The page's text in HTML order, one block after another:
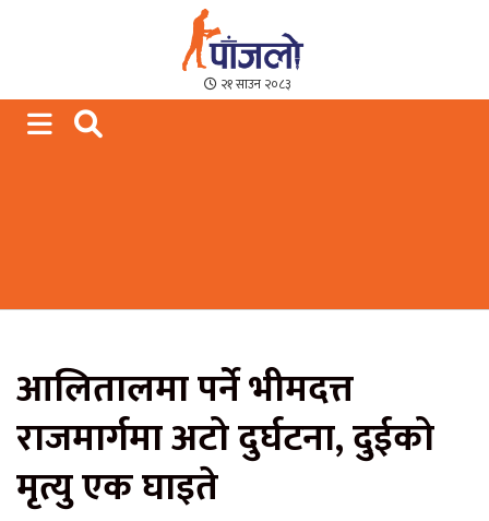
Paajalo News
We are from Far West Nepal
२१ साउन २०८३
आलितालमा पर्ने भीमदत्त
राजमार्गमा अटो दुर्घटना, दुईको
मृत्यु एक घाइते